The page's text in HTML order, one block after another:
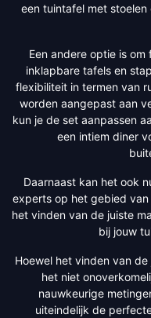
een tuintafel met
Een andere optie is
inklapbare tafels en
flexibiliteit in termen van
worden aangepast aan
kun je de set aanpassen
een intiem diner
Daarnaast kan het ook
experts op het gebied van
het vinden van de juiste
bij jouw
Hoewel het vinden van
het niet
nauwkeurige
uiteindelijk de